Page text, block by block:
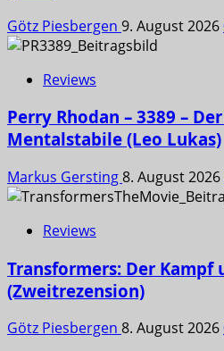
Götz Piesbergen 9. August 2026
Reviews
Perry Rhodan – 3389 –
Mentalstabile (Leo Lukas)
Markus Gersting8. August 2026
Reviews
Transformers: Der Kampf
(Zweitrezension)
Götz Piesbergen 8. August 2026